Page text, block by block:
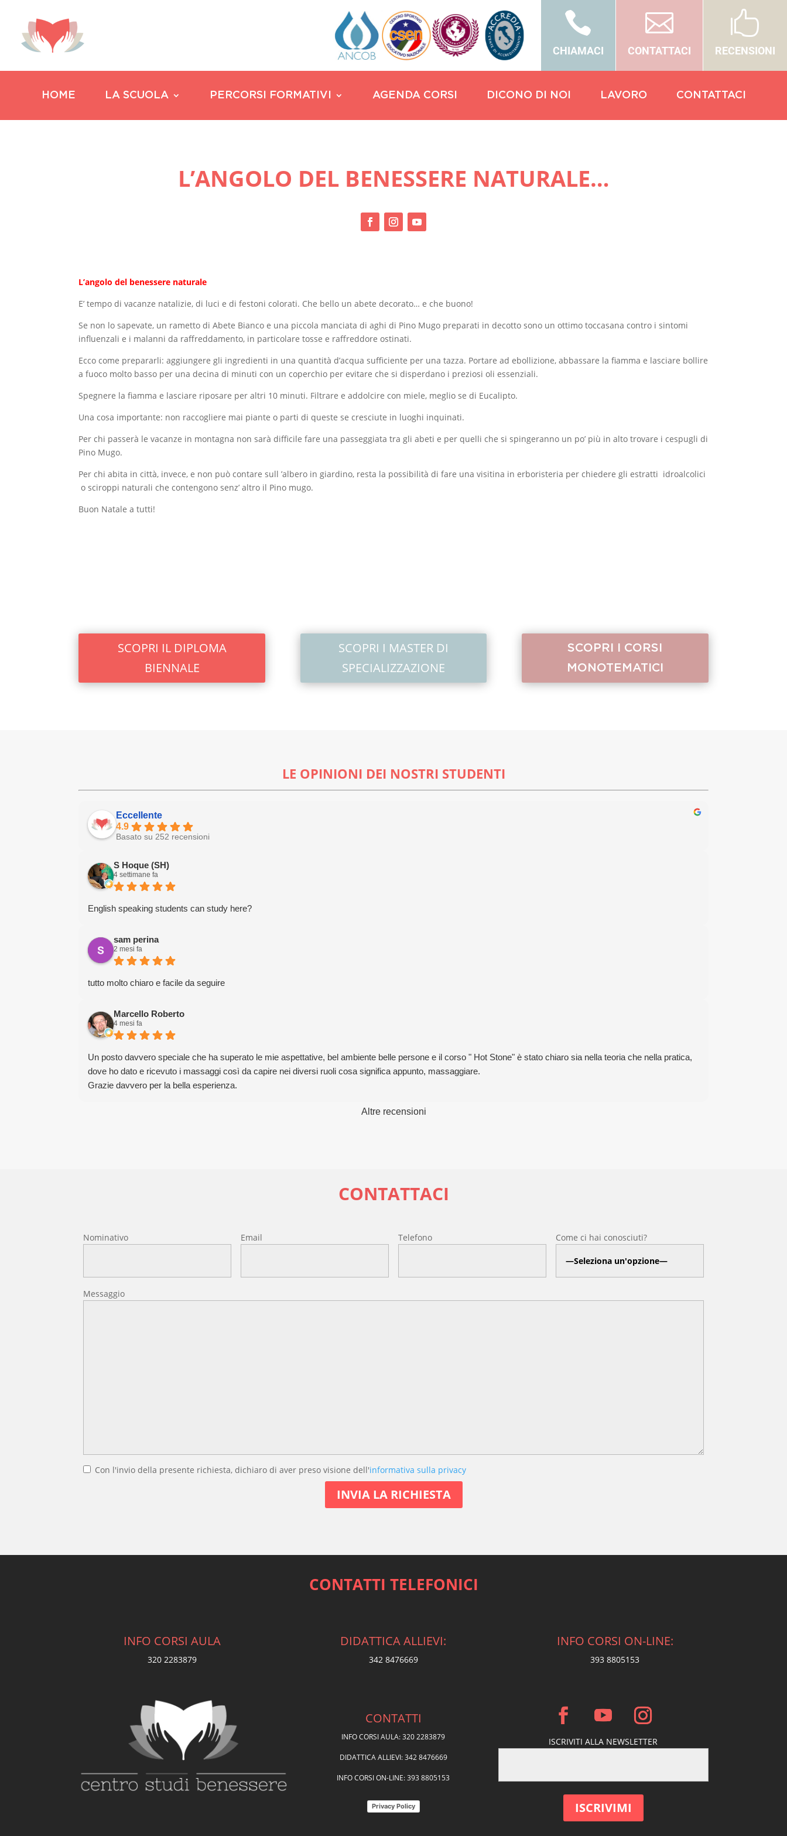

CHIAMACI

CONTATTACI

RECENSIONI
HOME LA SCUOLA PERCORSI FORMATIVI AGENDA CORSI DICONO DI NOI LAVORO CONTATTACI
L’ANGOLO DEL BENESSERE NATURALE…
L’angolo del benessere naturale
E’ tempo di vacanze natalizie, di luci e di festoni colorati. Che bello un abete decorato… e che buono!
Se non lo sapevate, un rametto di Abete Bianco e una piccola manciata di aghi di Pino Mugo preparati in decotto sono un ottimo toccasana contro i sintomi
influenzali e i malanni da raffreddamento, in particolare tosse e raffreddore ostinati.
Ecco come prepararli: aggiungere gli ingredienti in una quantità d’acqua sufficiente per una tazza. Portare ad ebollizione, abbassare la fiamma e lasciare bollire
a fuoco molto basso per una decina di minuti con un coperchio per evitare che si disperdano i preziosi oli essenziali.
Spegnere la fiamma e lasciare riposare per altri 10 minuti. Filtrare e addolcire con miele, meglio se di Eucalipto.
Una cosa importante: non raccogliere mai piante o parti di queste se cresciute in luoghi inquinati.
Per chi passerà le vacanze in montagna non sarà difficile fare una passeggiata tra gli abeti e per quelli che si spingeranno un po’ più in alto trovare i cespugli di
Pino Mugo.
Per chi abita in città, invece, e non può contare sull ’albero in giardino, resta la possibilità di fare una visitina in erboristeria per chiedere gli estratti idroalcolici
o sciroppi naturali che contengono senz’ altro il Pino mugo.
Buon Natale a tutti!
SCOPRI IL DIPLOMA
BIENNALE
SCOPRI I MASTER DI
SPECIALIZZAZIONE
SCOPRI I CORSI
MONOTEMATICI
LE OPINIONI DEI NOSTRI STUDENTI
Eccellente
4.9
Basato su 252 recensioni
S Hoque (SH)
4 settimane fa
English speaking students can study here?
sam perina
2 mesi fa
tutto molto chiaro e facile da seguire
Marcello Roberto
4 mesi fa
Un posto davvero speciale che ha superato le mie aspettative, bel ambiente belle persone e il corso " Hot Stone" è stato chiaro sia nella teoria che nella pratica,
dove ho dato e ricevuto i massaggi così da capire nei diversi ruoli cosa significa appunto, massaggiare.
Grazie davvero per la bella esperienza.
Altre recensioni
CONTATTACI
Nominativo Email Telefono Come ci hai conosciuti?
Messaggio
Con l'invio della presente richiesta, dichiaro di aver preso visione dell'informativa sulla privacy
CONTATTI TELEFONICI
INFO CORSI AULA
320 2283879
DIDATTICA ALLIEVI:
342 8476669
INFO CORSI ON-LINE:
393 8805153
CONTATTI
INFO CORSI AULA: 320 2283879
DIDATTICA ALLIEVI: 342 8476669
INFO CORSI ON-LINE: 393 8805153
Privacy Policy
ISCRIVITI ALLA NEWSLETTER